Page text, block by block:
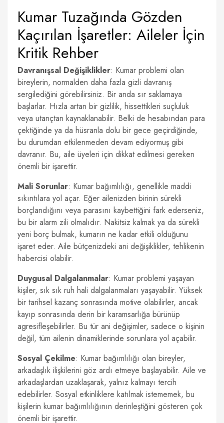
Kumar Tuzağında Gözden
Kaçırılan İşaretler: Aileler İçin
Kritik Rehber
Davranışsal Değişiklikler: Kumar problemi olan
bireylerin, normalden daha fazla gizli davranış
sergilediğini görebilirsiniz. Bir anda sır saklamaya
başlarlar. Hızla artan bir gizlilik, hissettikleri suçluluk
veya utançtan kaynaklanabilir. Belki de hesabından para
çektiğinde ya da hüsranla dolu bir gece geçirdiğinde,
bu durumdan etkilenmeden devam ediyormuş gibi
davranır. Bu, aile üyeleri için dikkat edilmesi gereken
önemli bir işarettir.
Mali Sorunlar: Kumar bağımlılığı, genellikle maddi
sıkıntılara yol açar. Eğer ailenizden birinin sürekli
borçlandığını veya parasını kaybettiğini fark ederseniz,
bu bir alarm zili olmalıdır. Nakitsiz kalmak ya da sürekli
yeni borç bulmak, kumarın ne kadar etkili olduğunu
işaret eder. Aile bütçenizdeki ani değişiklikler, tehlikenin
habercisi olabilir.
Duygusal Dalgalanmalar: Kumar problemi yaşayan
kişiler, sık sık ruh hali dalgalanmaları yaşayabilir. Yüksek
bir tarihsel kazanç sonrasında motive olabilirler, ancak
kayıp sonrasında derin bir karamsarlığa bürünüp
agresifleşebilirler. Bu tür ani değişimler, sadece o kişinin
değil, tüm ailenin dinamiklerinde sorunlara yol açabilir.
Sosyal Çekilme: Kumar bağımlılığı olan bireyler,
arkadaşlık ilişkilerini göz ardı etmeye başlayabilir. Aile ve
arkadaşlardan uzaklaşarak, yalnız kalmayı tercih
edebilirler. Sosyal etkinliklere katılmak istememek, bu
kişilerin kumar bağımlılığının derinleştiğini gösteren çok
önemli bir işarettir.